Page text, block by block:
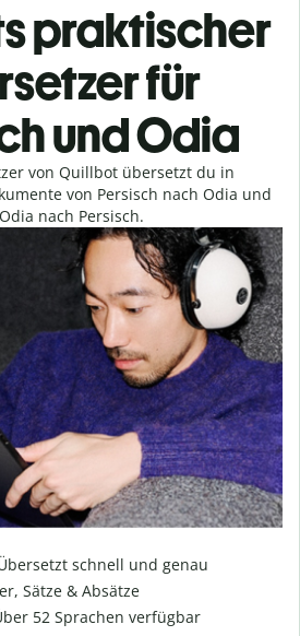
praktischer
für
und Odia
von Quillbot übersetzt du in
von Persisch nach Odia und
nach Persisch.
schnell und genau
Sätze & Absätze
52 Sprachen verfügbar